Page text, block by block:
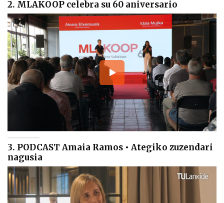
2. MLAKOOP celebra su 60 aniversario
3. PODCAST Amaia Ramos • Ategiko zuzendari
nagusia